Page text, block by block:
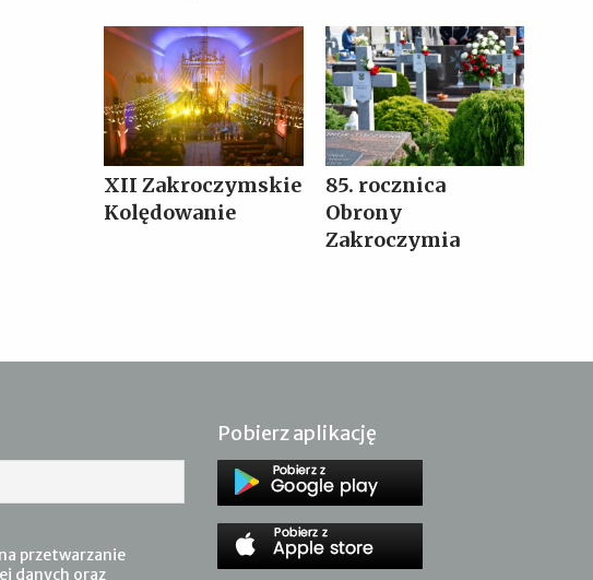
XII Zakroczymskie
Kolędowanie
85. rocznica
Obrony
Zakroczymia
przetwarzanie
danych oraz
Pobierz aplikację